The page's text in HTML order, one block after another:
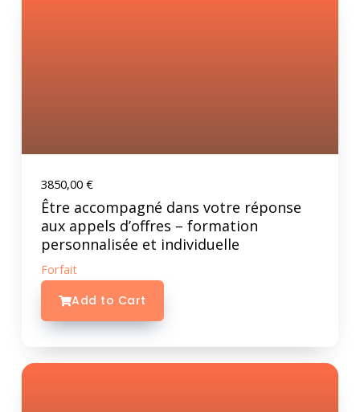
3850,00 €
Être accompagné dans votre réponse
aux appels d’offres – formation
personnalisée et individuelle
Forfait
Add to Cart